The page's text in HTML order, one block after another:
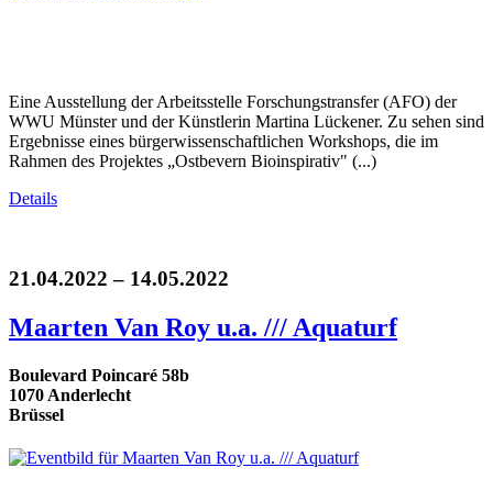
Eine Ausstellung der Arbeitsstelle Forschungstransfer (AFO) der
WWU Münster und der Künstlerin Martina Lückener. Zu sehen sind
Ergebnisse eines bürgerwissenschaftlichen Workshops, die im
Rahmen des Projektes „Ostbevern Bioinspirativ" (...)
Details
21.04.2022 – 14.05.2022
Maarten Van Roy u.a. /// Aquaturf
Boulevard Poincaré 58b
1070 Anderlecht
Brüssel